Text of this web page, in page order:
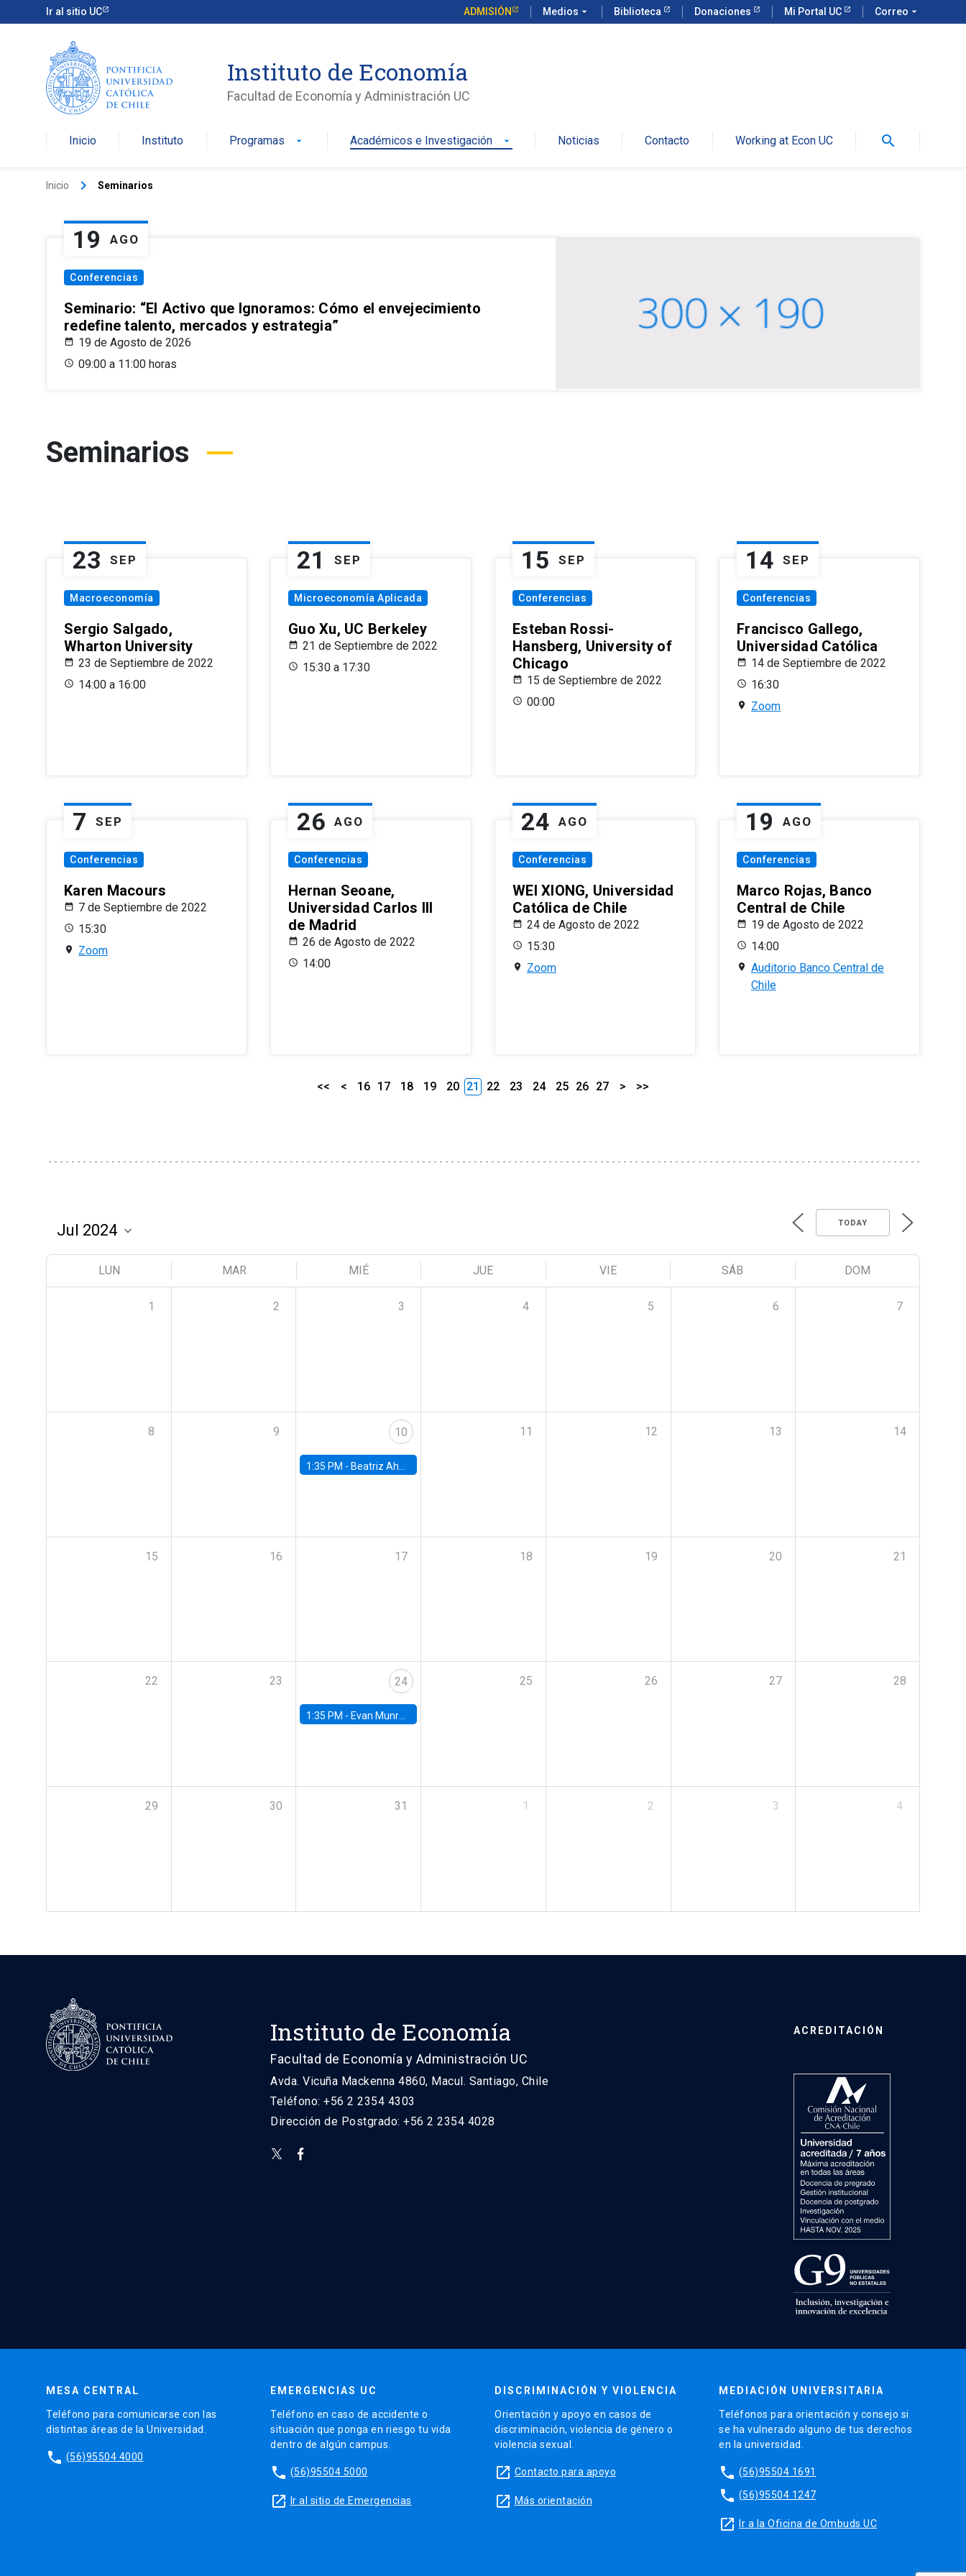
Ir al sitio UC ADMISIÓN Medios arrow_drop_down Biblioteca Donaciones Mi Portal UC Correo arrow_drop_down
Instituto de Economía
Facultad de Economía y Administración UC
Inicio Instituto Programas arrow_drop_down Académicos e Investigación arrow_drop_down Noticias Contacto Working at Econ UC search
Inicio keyboard_arrow_right Seminarios
19 AGO
Conferencias
Seminario: “El Activo que Ignoramos: Cómo el envejecimiento
redefine talento, mercados y estrategia”
19 de Agosto de 2026
09:00 a 11:00 horas
Seminarios
23 SEP
Macroeconomía
Sergio Salgado,
Wharton University
23 de Septiembre de 2022
14:00 a 16:00
21 SEP
Microeconomía Aplicada
Guo Xu, UC Berkeley
21 de Septiembre de 2022
15:30 a 17:30
15 SEP
Conferencias
Esteban Rossi-
Hansberg, University of
Chicago
15 de Septiembre de 2022
00:00
14 SEP
Conferencias
Francisco Gallego,
Universidad Católica
14 de Septiembre de 2022
16:30
Zoom
7 SEP
Conferencias
Karen Macours
7 de Septiembre de 2022
15:30
Zoom
26 AGO
Conferencias
Hernan Seoane,
Universidad Carlos III
de Madrid
26 de Agosto de 2022
14:00
24 AGO
Conferencias
WEI XIONG, Universidad
Católica de Chile
24 de Agosto de 2022
15:30
Zoom
19 AGO
Conferencias
Marco Rojas, Banco
Central de Chile
19 de Agosto de 2022
14:00
Auditorio Banco Central de
Chile
<< < 16 17 18 19 20 21 22 23 24 25 26 27 > >>
TODAY
LUN MAR MIÉ JUE VIE SÁB DOM
1 2 3 4 5 6 7
8 9 10
1:35 PM - Beatriz Ahumada, PhD candidate, Universidad de Pittsburgh
11 12 13 14
15 16 17 18 19 20 21
22 23 24
1:35 PM - Evan Munro, Neyman Visiting Assistant Professor in the Department of Statistics at UC Berkeley
25 26 27 28
29 30 31 1 2 3 4
Instituto de Economía
Facultad de Economía y Administración UC
Avda. Vicuña Mackenna 4860, Macul. Santiago, Chile
Teléfono: +56 2 2354 4303
Dirección de Postgrado: +56 2 2354 4028
ACREDITACIÓN
MESA CENTRAL
Teléfono para comunicarse con las
distintas áreas de la Universidad.
phone (56)95504 4000
EMERGENCIAS UC
Teléfono en caso de accidente o
situación que ponga en riesgo tu vida
dentro de algún campus.
phone (56)95504 5000
launch Ir al sitio de Emergencias
DISCRIMINACIÓN Y VIOLENCIA
Orientación y apoyo en casos de
discriminación, violencia de género o
violencia sexual.
launch Contacto para apoyo
launch Más orientación
MEDIACIÓN UNIVERSITARIA
Teléfonos para orientación y consejo si
se ha vulnerado alguno de tus derechos
en la universidad.
phone (56)95504 1691
phone (56)95504 1247
launch Ir a la Oficina de Ombuds UC